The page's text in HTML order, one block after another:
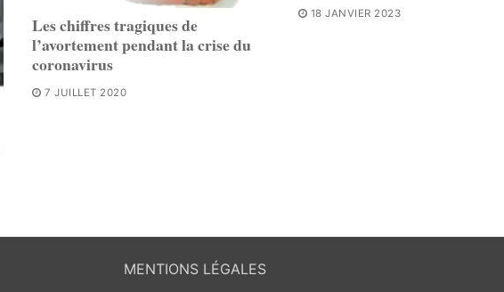
Les chiffres tragiques de
l’avortement pendant la crise du
coronavirus
7 JUILLET 2020
18 JANVIER 2023
MENTIONS LÉGALES